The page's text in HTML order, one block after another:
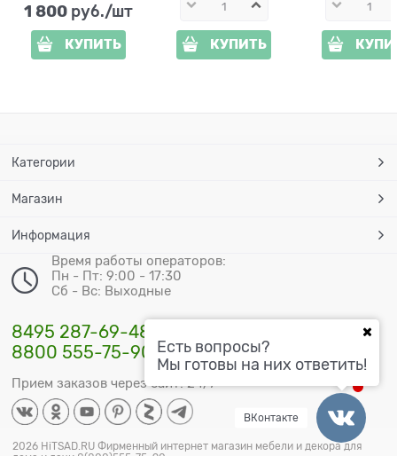
1 800 руб./шт
КУПИТЬ КУПИТЬ
Категории
Магазин
Информация
Время работы операторов:
Пн - Пт: 9:00 - 17:30
Сб - Вс: Выходные
8495 287-69-48
8800 555-75-90
Прием заказов через сайт: 24/7
2026 HiTSAD.RU Фирменный интернет магазин мебели и декора для
Есть вопросы?
Мы готовы на них ответить!
ВКонтакте